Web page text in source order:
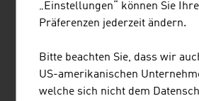
ANDRITZ HYDRO GMBH
ANDRITZ Hydro zählt zu den
Anbietern von elektromechanischen
Serviceleistungen für
„Einstellungen“ können Sie
Präferenzen jederzeit ändern.
Bitte beachten Sie, dass wir
US-amerikanischen
welche sich nicht dem